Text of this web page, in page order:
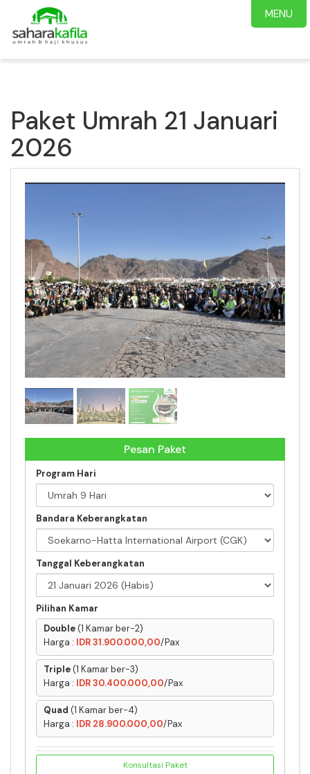
Paket Umrah 21 Januari
2026
Umrah Spektakuler
Pesan Paket
Program Hari
Bandara Keberangkatan
Tanggal Keberangkatan
Pilihan Kamar
Double(1 Kamar ber-2)
Harga : IDR 31.900.000,00/Pax
Triple(1 Kamar ber-3)
Harga : IDR 30.400.000,00/Pax
Quad (1 Kamar ber-4)
Harga : IDR 28.900.000,00/Pax
Konsultasi Paket
MENU